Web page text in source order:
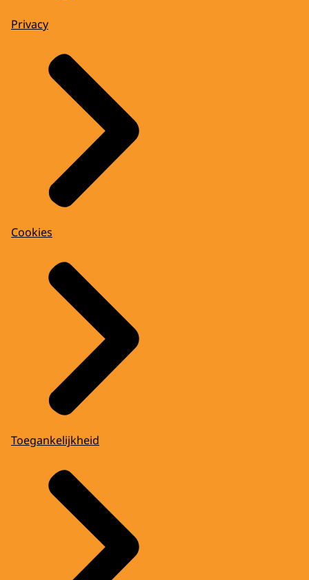
Privacy
Cookies
Toegankelijkheid